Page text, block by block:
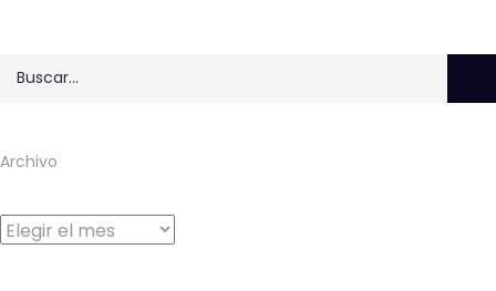
Archivo
Archivo